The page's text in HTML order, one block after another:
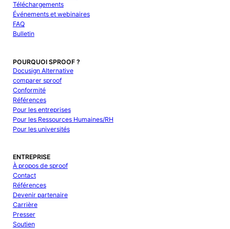
Téléchargements
Événements et webinaires
FAQ
Bulletin
POURQUOI SPROOF ?
Docusign Alternative
comparer sproof
Conformité
Références
Pour les entreprises
Pour les Ressources Humaines/RH
Pour les universités
ENTREPRISE
À propos de sproof
Contact
Références
Devenir partenaire
Carrière
Presser
Soutien